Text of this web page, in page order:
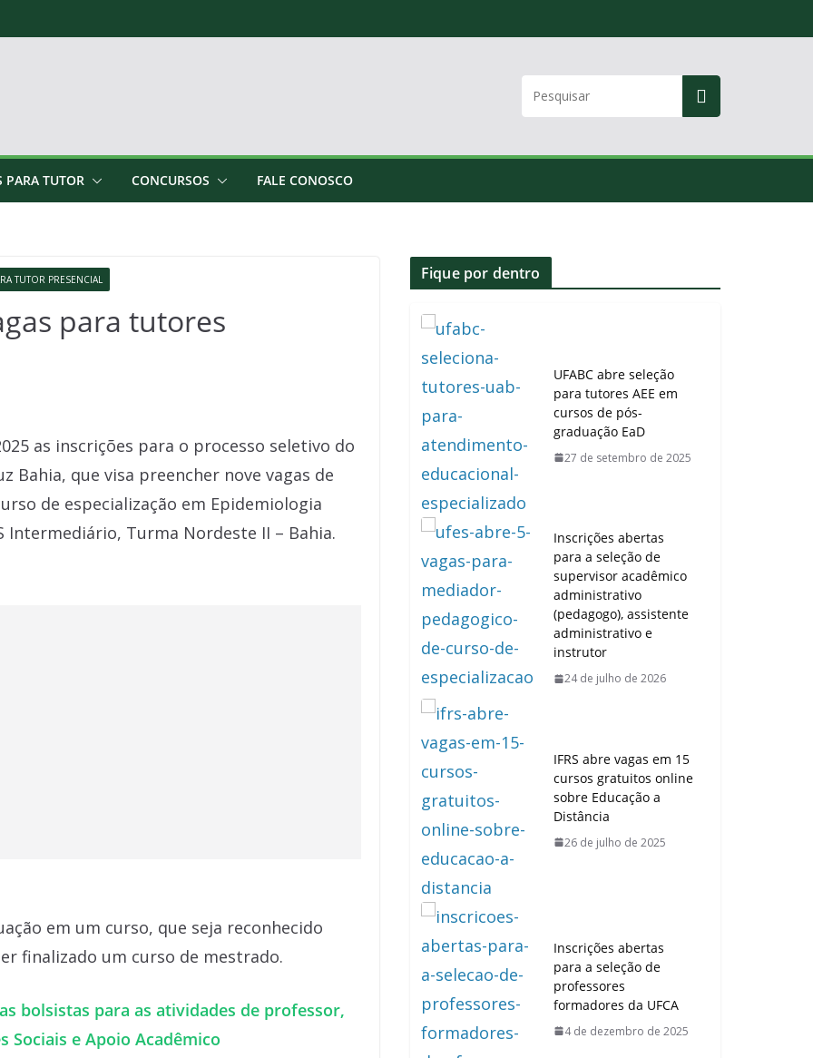
PARA TUTOR CONCURSOS FALE CONOSCO
TUTOR PRESENCIAL
para tutores
as inscrições para o processo seletivo do
Bahia, que visa preencher nove vagas de
de especialização em Epidemiologia
Intermediário, Turma Nordeste II – Bahia.
em um curso, que seja reconhecido
finalizado um curso de mestrado.
bolsistas para as atividades de professor,
Sociais e Apoio Acadêmico
Fique por dentro
UFABC abre seleção
para tutores AEE em
cursos de pós-
graduação EaD
27 de setembro de 2025
Inscrições abertas
para a seleção de
supervisor acadêmico
administrativo
(pedagogo), assistente
administrativo e
instrutor
24 de julho de 2026
IFRS abre vagas em 15
cursos gratuitos online
sobre Educação a
Distância
26 de julho de 2025
Inscrições abertas
para a seleção de
professores
formadores da UFCA
4 de dezembro de 2025